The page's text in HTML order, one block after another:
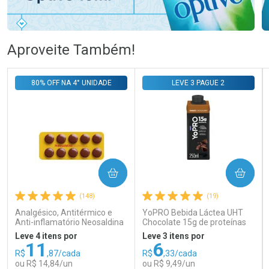
Comprar sem Desconto
Por R$ 58,79/cada
Comprar sem Desconto
Por R$ 58,79/cada
Comprar sem Desconto
Por R$ 105,99/cada
Comprar sem Desconto
Por R$ 105,99/cada
Aproveite Também!
(148)
Analgésico, Antitérmico e
Anti-inflamatório Neosaldina
30mg + 300mg + 30mg 10
Drágeas
80% OFF NA 4° UNIDADE
Leve 4 itens por
R$11 ,87/cada
ou R$ 14,84/un
COMPRAR
(19)
YoPRO Bebida Láctea UHT
Chocolate 15g de proteínas
250ml
LEVE 3 PAGUE 2
Leve 3 itens por
R$6,33/cada
ou R$ 9,49/un
COMPRAR